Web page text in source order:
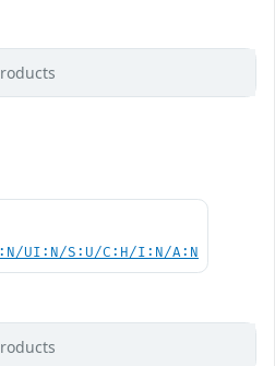
UI:N/S:U/C:H/I:N/A:N